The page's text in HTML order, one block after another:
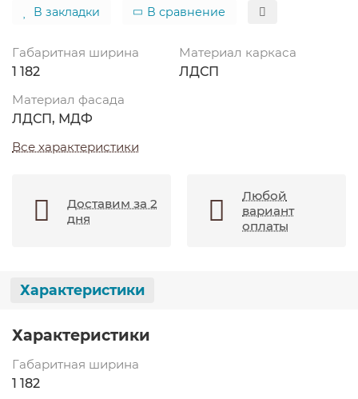
В закладки В сравнение
Габаритная ширина
1 182
Материал каркаса
ЛДСП
Материал фасада
ЛДСП, МДФ
Все характеристики
Доставим за 2
дня
Любой
вариант
оплаты
Характеристики
Характеристики
Габаритная ширина
1 182